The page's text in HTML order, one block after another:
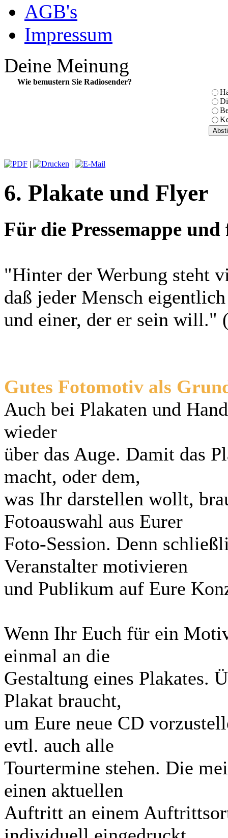
AGB's
Impressum
Deine Meinung
Wie bemustern Sie Radiosender?
| |
6. Plakate und Flyer
Für die Pressemappe
"Hinter der Werbung steht
daß jeder Mensch
und einer, der er sein will."
Gutes Fotomotiv als
Auch bei Plakaten und
wieder
über das Auge. Damit das
macht, oder dem,
was Ihr darstellen wollt,
Fotoauswahl aus Eurer
Foto-Session. Denn
Veranstalter motivieren
und Publikum auf Eure
Wenn Ihr Euch für ein
einmal an die
Gestaltung eines Plakates.
Plakat braucht,
um Eure neue CD
evtl. auch alle
Tourtermine stehen. Die
einen aktuellen
Auftritt an einem